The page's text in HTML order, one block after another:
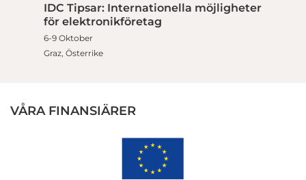
IDC Tipsar: Internationella möjligheter
för elektronikföretag
6-9 Oktober
Graz, Österrike
VÅRA FINANSIÄRER